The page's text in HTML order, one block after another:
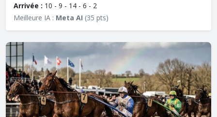
Arrivée : 10 - 9 - 14 - 6 - 2
Meilleure IA : Meta AI (35 pts)